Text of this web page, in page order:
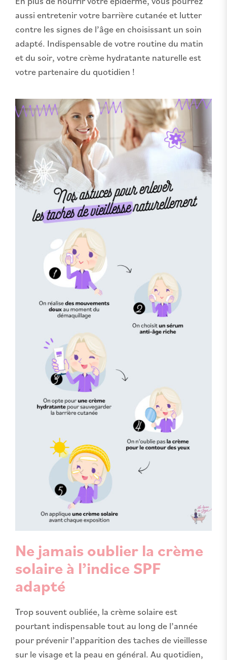
aussi entretenir votre barrière cutanée et lutter
contre les signes de l’âge en choisissant un soin
adapté. Indispensable de votre routine du matin
et du soir, votre crème hydratante naturelle est
votre partenaire du quotidien !
Ne jamais oublier la crème
solaire à l’indice SPF
adapté
Trop souvent oubliée, la crème solaire est
pourtant indispensable tout au long de l’année
pour prévenir l’apparition des taches de vieillesse
sur le visage et la peau en général. Au quotidien,